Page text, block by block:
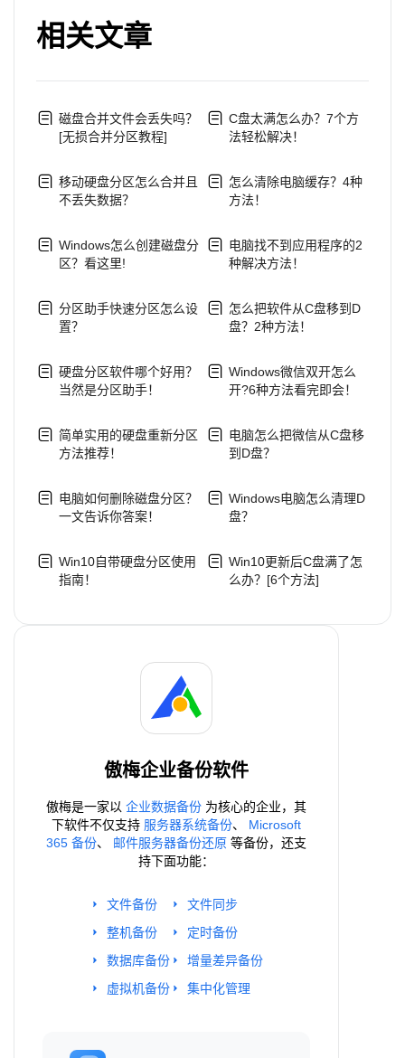
相关文章
磁盘合并文件会丢失吗？
[无损合并分区教程]
移动硬盘分区怎么合并且
不丢失数据？
Windows怎么创建磁盘分
区？看这里!
分区助手快速分区怎么设
置？
硬盘分区软件哪个好用？
当然是分区助手！
简单实用的硬盘重新分区
方法推荐！
电脑如何删除磁盘分区？
一文告诉你答案！
Win10自带硬盘分区使用
指南！
C盘太满怎么办？7个方
法轻松解决！
怎么清除电脑缓存？4种
方法！
电脑找不到应用程序的2
种解决方法！
怎么把软件从C盘移到D
盘？2种方法！
Windows微信双开怎么
开?6种方法看完即会！
电脑怎么把微信从C盘移
到D盘？
Windows电脑怎么清理D
盘？
Win10更新后C盘满了怎
么办？[6个方法]
傲梅企业备份软件
傲梅是一家以 企业数据备份 为核心的企业，其
下软件不仅支持 服务器系统备份、 Microsoft
365 备份、 邮件服务器备份还原 等备份，还支
持下面功能：
文件备份
整机备份
数据库备份
虚拟机备份
文件同步
定时备份
增量差异备份
集中化管理